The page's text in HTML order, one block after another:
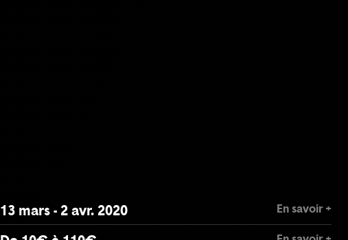
13 mars - 2 avr. 2020 En savoir +